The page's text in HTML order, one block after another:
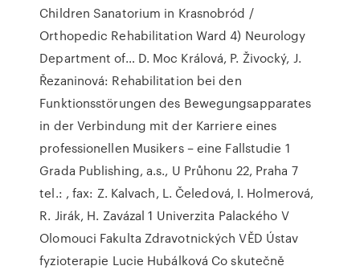
Children Sanatorium in Krasnobród /
Orthopedic Rehabilitation Ward 4) Neurology
Department of… D. Moc Králová, P. Živocký, J.
Řezaninová: Rehabilitation bei den
Funktionsstörungen des Bewegungsapparates
in der Verbindung mit der Karriere eines
professionellen Musikers – eine Fallstudie 1
Grada Publishing, a.s., U Průhonu 22, Praha 7
tel.: , fax: Z. Kalvach, L. Čeledová, I. Holmerová,
R. Jirák, H. Zavázal 1 Univerzita Palackého V
Olomouci Fakulta Zdravotnických VĚD Ústav
fyzioterapie Lucie Hubálková Co skutečně